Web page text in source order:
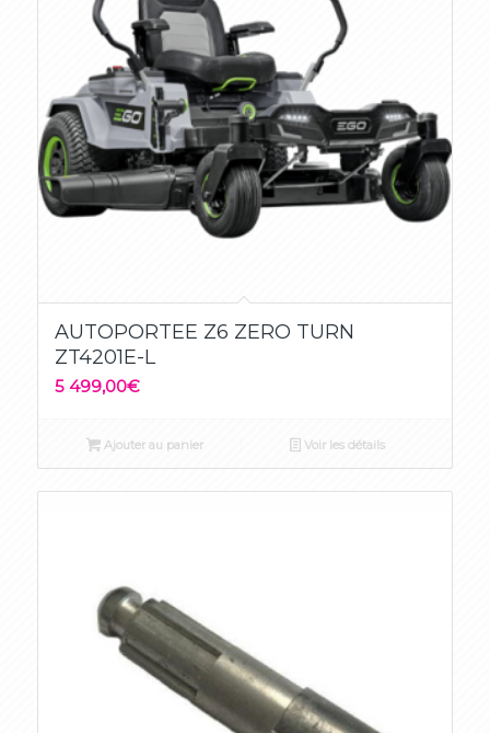
AUTOPORTEE Z6 ZERO TURN
ZT4201E-L
5 499,00€
Ajouter au panier Voir les détails